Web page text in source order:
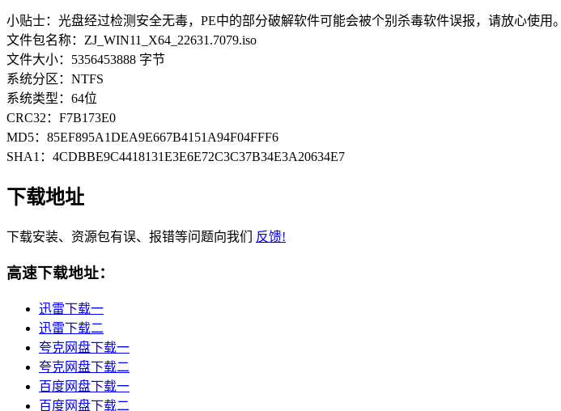
小贴士：光盘经过检测安全无毒，PE中的部分破解软件可能会被个别杀毒软件误报，请放心使用。
文件包名称：ZJ_WIN11_X64_22631.7079.iso
文件大小：5356453888 字节
系统分区：NTFS
系统类型：64位
CRC32：F7B173E0
MD5：85EF895A1DEA9E667B4151A94F04FFF6
SHA1：4CDBBE9C4418131E3E6E72C3C37B34E3A20634E7
下载地址
下载安装、资源包有误、报错等问题向我们 反馈!
高速下载地址：
迅雷下载一
迅雷下载二
夸克网盘下载一
夸克网盘下载二
百度网盘下载一
百度网盘下载二